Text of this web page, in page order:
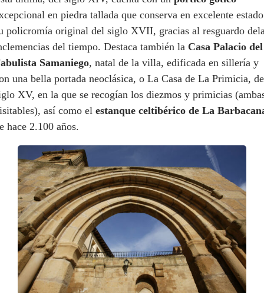
en piedra tallada que conserva en excelente estado
policromía original del siglo XVII, gracias al resguardo
del tiempo. Destaca también la Casa Palacio del
Samaniego, natal de la villa, edificada en sillería y
una bella portada neoclásica, o La Casa de La Primicia,
XV, en la que se recogían los diezmos y primicias
así como el estanque celtibérico de La
hace 2.100 años.